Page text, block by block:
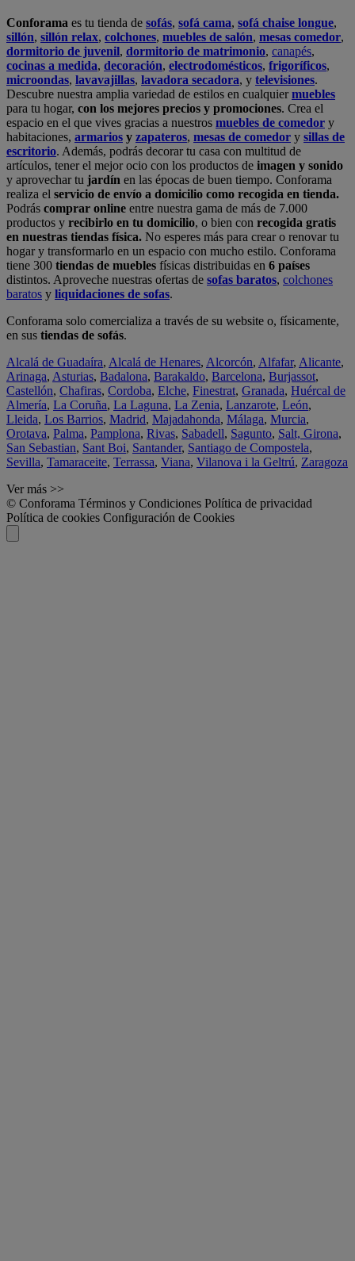
Conforama es tu tienda de sofás, sofá cama, sofá chaise longue,
sillón, sillón relax, colchones, muebles de salón, mesas comedor,
dormitorio de juvenil, dormitorio de matrimonio, canapés,
cocinas a medida, decoración, electrodomésticos, frigoríficos,
microondas, lavavajillas, lavadora secadora, y televisiones.
Descubre nuestra amplia variedad de estilos en cualquiermuebles
para tu hogar, con los mejores precios y promociones. Crea el
espacio en el que vives gracias a nuestros muebles de comedor y
habitaciones, armarios y zapateros, mesas de comedor y sillas de
escritorio. Además, podrás decorar tu casa con multitud de
artículos, tener el mejor ocio con los productos de imagen y sonido
y aprovechar tu jardín en las épocas de buen tiempo. Conforama
realiza el servicio de envío a domicilio como recogida en tienda.
Podrás comprar online entre nuestra gama de más de 7.000
productos y recibirlo en tu domicilio, o bien con recogida gratis
en nuestras tiendas física. No esperes más para crear o renovar tu
hogar y transformarlo en un espacio con mucho estilo. Conforama
tiene 300 tiendas de muebles físicas distribuidas en 6 países
distintos. Aproveche nuestras ofertas de sofas baratos, colchones
baratos y liquidaciones de sofas.
Conforama solo comercializa a través de su website o, físicamente,
en sus tiendas de sofás.
Alcalá de Guadaíra, Alcalá de Henares, Alcorcón, Alfafar, Alicante,
Arinaga, Asturias, Badalona, Barakaldo, Barcelona, Burjassot,
Castellón, Chafiras, Cordoba, Elche, Finestrat, Granada, Huércal de
Almería, La Coruña, La Laguna, La Zenia, Lanzarote, León,
Lleida, Los Barrios, Madrid, Majadahonda, Málaga, Murcia,
Orotava, Palma, Pamplona, Rivas, Sabadell, Sagunto, Salt, Girona,
San Sebastian, Sant Boi, Santander, Santiago de Compostela,
Sevilla, Tamaraceite, Terrassa, Viana, Vilanova i la Geltrú, Zaragoza
Ver más >>
© Conforama Términos y Condiciones Política de privacidad
Política de cookies Configuración de Cookies